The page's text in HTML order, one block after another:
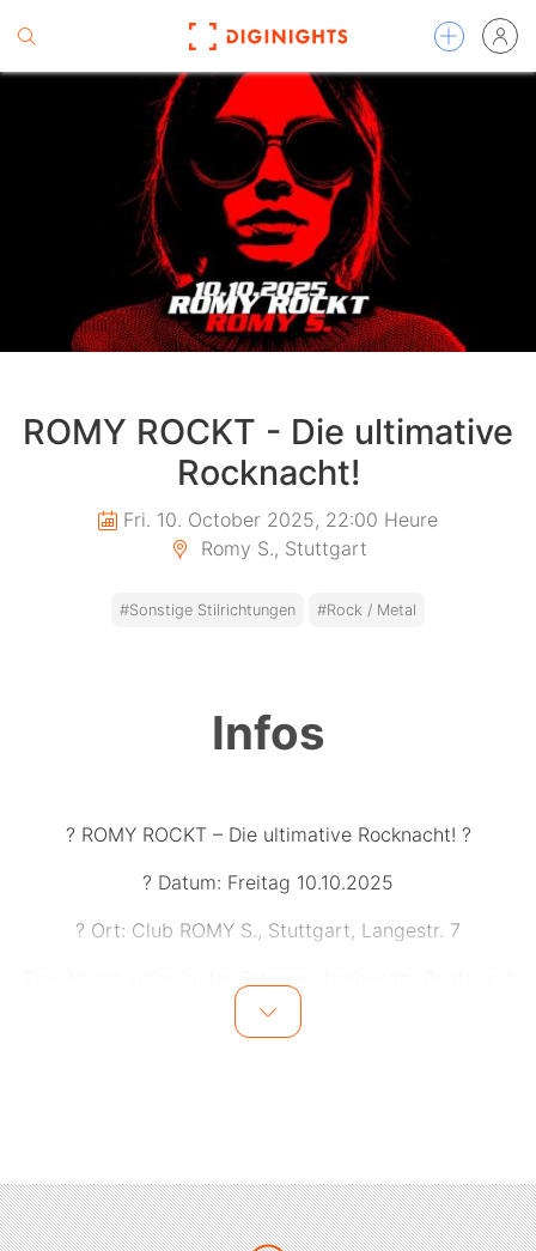
ROMY ROCKT - Die ultimative
Rocknacht!
Fri. 10. October 2025, 22:00 Heure
Romy S., Stuttgart
#Sonstige Stilrichtungen #Rock / Metal
Infos
? ROMY ROCKT – Die ultimative Rocknacht! ?
? Datum: Freitag 10.10.2025
? Ort: Club ROMY S., Stuttgart, Langestr. 7
legendärer Hymnen aus allen Ecken der Rockwelt! Von
kraftvollem Hard Rock über energiegeladenen Punk bis
? Musik:
Freut euch auf eine geballte Ladung Rock mit Songs